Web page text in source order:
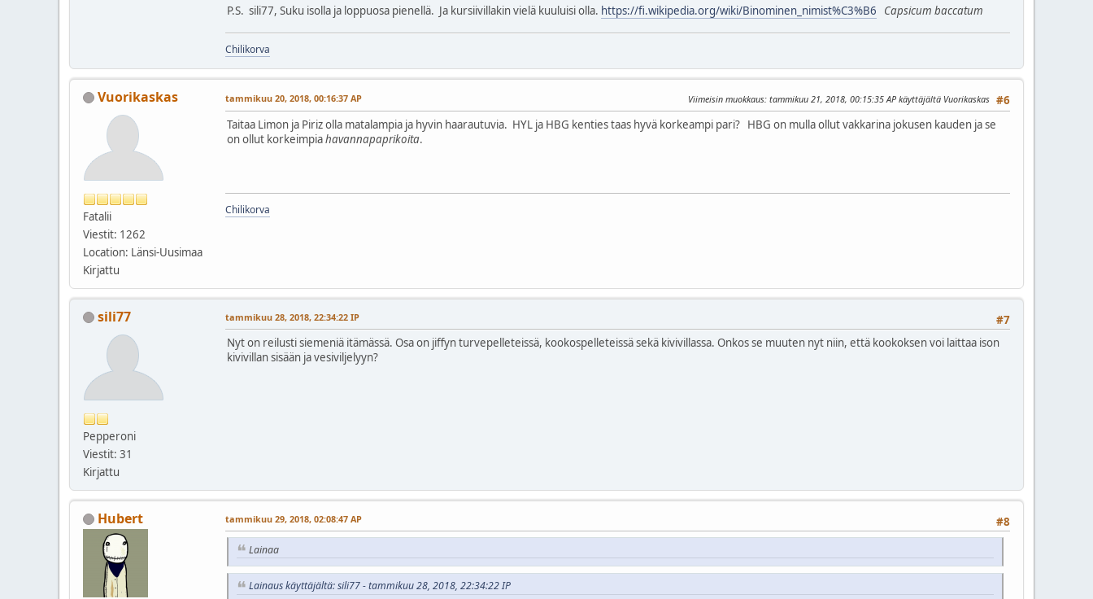
P.S. sili77, Suku isolla ja loppuosa pienellä. Ja kursiivillakin vielä kuuluisi olla. https://fi.wikipedia.org/wiki/Binominen_nimist%C3%B6 Capsicum baccatum
Chilikorva
Vuorikaskas
Fatalii
Viestit: 1262
Location: Länsi-Uusimaa
Kirjattu
#6
tammikuu 20, 2018, 00:16:37 AP Viimeisin muokkaus: tammikuu 21, 2018, 00:15:35 AP käyttäjältä Vuorikaskas
Taitaa Limon ja Piriz olla matalampia ja hyvin haarautuvia. HYL ja HBG kenties taas hyvä korkeampi pari? HBG on mulla ollut vakkarina jokusen kauden ja se
on ollut korkeimpiahavannapaprikoita.
Chilikorva
sili77
Pepperoni
Viestit: 31
Kirjattu
#7
tammikuu 28, 2018, 22:34:22 IP
Nyt on reilusti siemeniä itämässä. Osa on jiffyn turvepelleteissä, kookospelleteissä sekä kivivillassa. Onkos se muuten nyt niin, että kookoksen voi laittaa ison
kivivillan sisään ja vesiviljelyyn?
Hubert #8
tammikuu 29, 2018, 02:08:47 AP
Lainaa
Lainaus käyttäjältä: sili77 - tammikuu 28, 2018, 22:34:22 IP